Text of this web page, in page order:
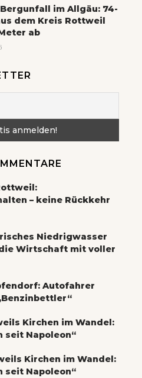
im Allgäu: 74-
dem Kreis Rottweil
ab
– keine Rückkehr
Niedrigwasser
Wirtschaft mit voller
Autofahrer
Kirchen im Wandel:
seit Napoleon“
Kirchen im Wandel:
seit Napoleon“